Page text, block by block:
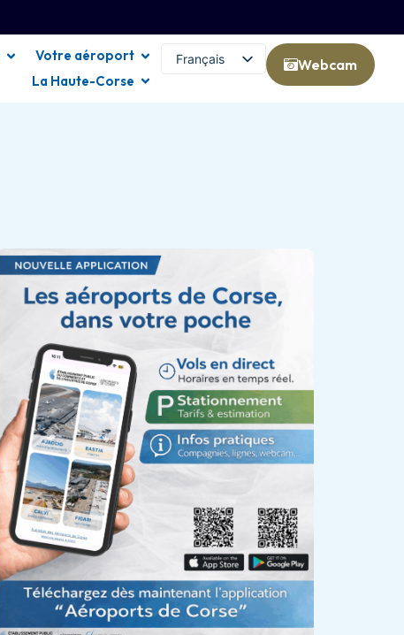
Votre aéroport
La Haute-Corse
Français
Webcam